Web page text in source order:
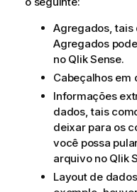
Agregados, tais
Agregados
no Qlik Sense.
Cabeçalhos em
Informações
dados, tais
deixar para os
você possa
arquivo no Qlik
Layout de